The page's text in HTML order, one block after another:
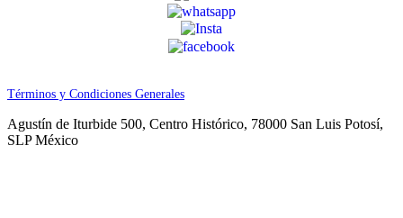
Términos y Condiciones Generales
Agustín de Iturbide 500, Centro Histórico, 78000 San Luis Potosí,
SLP México